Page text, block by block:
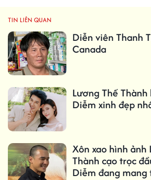
TIN LIÊN QUAN
Diễn viên Thanh
Canada
Lương Thế
Diễm xinh đẹp
Xôn xao hình ảnh
Thành cạo trọc
Diễm đang mang